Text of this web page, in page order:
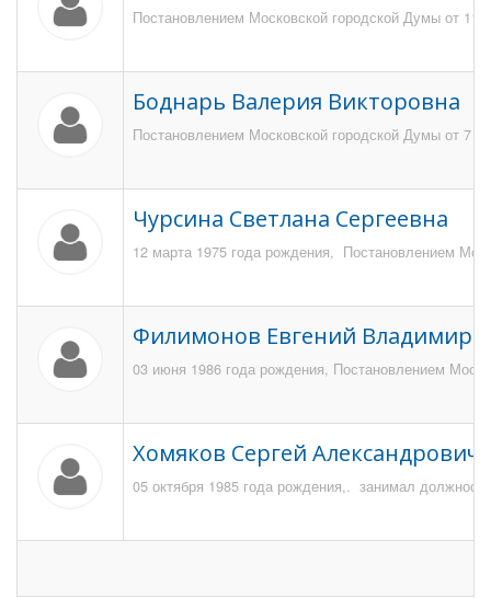
Постановлением Московской городской Думы от
Боднарь Валерия Викторовна
Постановлением Московской городской Думы от 7
Чурсина Светлана Сергеевна
12 марта 1975 года рождения, Постановлением
Филимонов Евгений
03 июня 1986 года рождения, Постановлением
Хомяков Сергей Александрович
05 октября 1985 года рождения,. занимал